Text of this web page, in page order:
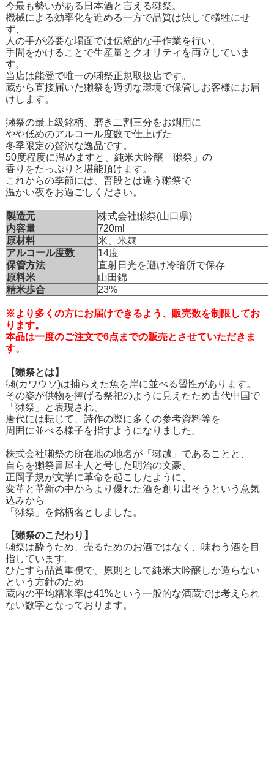
今最も勢いがある日本酒と言える獺祭。
機械による効率化を進める一方で品質は決して犠牲にせ
ず、
人の手が必要な場面では伝統的な手作業を行い、
手間をかけることで生産量とクオリティを両立していま
す。
当店は能登で唯一の獺祭正規取扱店です。
蔵から直接届いた獺祭を適切な環境で保管しお客様にお届
けします。
獺祭の最上級銘柄、磨き二割三分をお燗用に
やや低めのアルコール度数で仕上げた
冬季限定の贅沢な逸品です。
50度程度に温めますと、純米大吟醸「獺祭」の
香りをたっぷりと堪能頂けます。
これからの季節には、普段とは違う獺祭で
温かい夜をお過ごしください。
製造元
株式会社獺祭(山口県)
内容量
720ml
原材料
米、米麹
アルコール度数
14度
保管方法
直射日光を避け冷暗所で保存
原料米
山田錦
精米歩合
23%
※より多くの方にお届けできるよう、販売数を制限してお
ります。
本品は一度のご注文で6点までの販売とさせていただきま
す。
【獺祭とは】
獺(カワウソ)は捕らえた魚を岸に並べる習性があります。
その姿が供物を捧げる祭祀のように見えたため古代中国で
「獺祭」と表現され、
唐代には転じて、詩作の際に多くの参考資料等を
周囲に並べる様子を指すようになりました。
株式会社獺祭の所在地の地名が「獺越」であることと、
自らを獺祭書屋主人と号した明治の文豪、
正岡子規が文学に革命を起こしたように、
変革と革新の中からより優れた酒を創り出そうという意気
込みから
「獺祭」を銘柄名としました。
【獺祭のこだわり】
獺祭は酔うため、売るためのお酒ではなく、味わう酒を目
指しています。
ひたすら品質重視で、原則として純米大吟醸しか造らない
という方針のため
蔵内の平均精米率は41%という一般的な酒蔵では考えられ
ない数字となっております。